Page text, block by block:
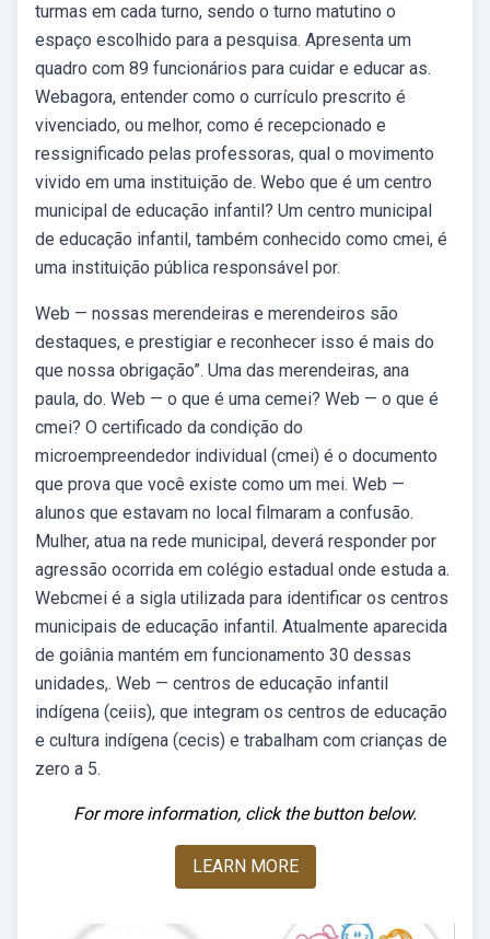
turmas em cada turno, sendo o turno matutino o
espaço escolhido para a pesquisa. Apresenta um
quadro com 89 funcionários para cuidar e educar as.
Webagora, entender como o currículo prescrito é
vivenciado, ou melhor, como é recepcionado e
ressignificado pelas professoras, qual o movimento
vivido em uma instituição de. Webo que é um centro
municipal de educação infantil? Um centro municipal
de educação infantil, também conhecido como cmei, é
uma instituição pública responsável por.
Web — nossas merendeiras e merendeiros são
destaques, e prestigiar e reconhecer isso é mais do
que nossa obrigação”. Uma das merendeiras, ana
paula, do. Web — o que é uma cemei? Web — o que é
cmei? O certificado da condição do
microempreendedor individual (cmei) é o documento
que prova que você existe como um mei. Web —
alunos que estavam no local filmaram a confusão.
Mulher, atua na rede municipal, deverá responder por
agressão ocorrida em colégio estadual onde estuda a.
Webcmei é a sigla utilizada para identificar os centros
municipais de educação infantil. Atualmente aparecida
de goiânia mantém em funcionamento 30 dessas
unidades,. Web — centros de educação infantil
indígena (ceiis), que integram os centros de educação
e cultura indígena (cecis) e trabalham com crianças de
zero a 5.
For more information, click the button below.
LEARN MORE